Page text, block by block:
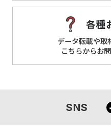
各種
データ転載や取
こちらからお
SNS